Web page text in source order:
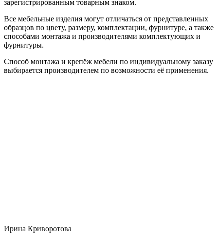
зарегистрированным товарным знаком.
Все мебельные изделия могут отличаться от представленных
образцов по цвету, размеру, комплектации, фурнитуре, а также
способами монтажа и производителями комплектующих и
фурнитуры.
Способ монтажа и крепёж мебели по индивидуальному заказу
выбирается производителем по возможности её применения.
Ирина Криворотова